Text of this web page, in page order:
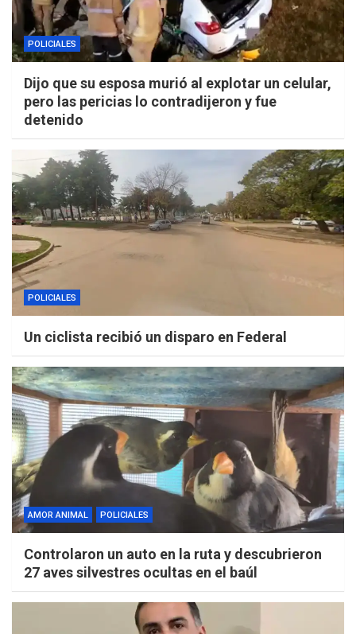
POLICIALES
Dijo que su esposa murió al explotar un celular,
pero las pericias lo contradijeron y fue
detenido
POLICIALES
Un ciclista recibió un disparo en Federal
AMOR ANIMAL POLICIALES
Controlaron un auto en la ruta y descubrieron
27 aves silvestres ocultas en el baúl